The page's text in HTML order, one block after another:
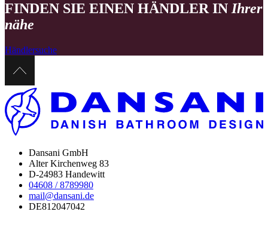
FINDEN SIE EINEN HÄNDLER IN Ihrer
nähe
Händlersuche
Dansani GmbH
Alter Kirchenweg 83
D-24983 Handewitt
04608 / 8789980
mail@dansani.de
DE812047042